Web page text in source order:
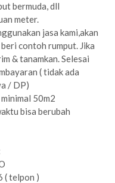
bermuda, dll
meter.
jasa kami,akan
contoh rumput. Jika
& tanamkan. Selesai
( tidak ada
/ DP)
50m2
bisa berubah
( telpon )